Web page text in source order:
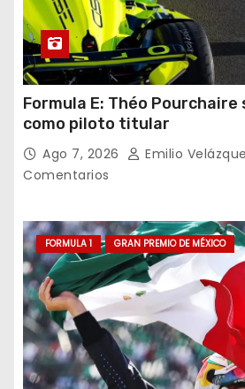
Formula E: Théo Pourchaire
como piloto titular
Ago 7, 2026 Emilio
Comentarios
FORMULA 1 GRAN PREMIO DE MÉXICO